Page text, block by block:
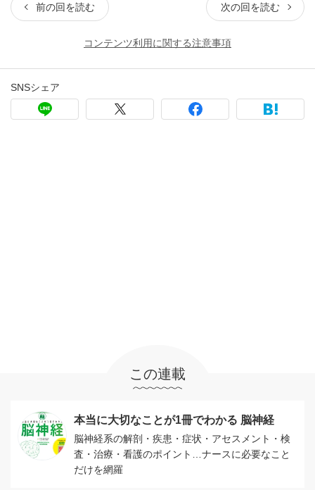
前の回を読む 次の回を読む
コンテンツ利用に関する注意事項
SNSシェア
この連載
本当に大切なことが1冊でわかる 脳神経
脳神経系の解剖・疾患・症状・アセスメント・検
査・治療・看護のポイント…ナースに必要なこと
だけを網羅